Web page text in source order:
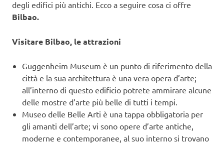
degli edifici più antichi. Ecco a seguire cosa ci offre
Bilbao.
Visitare Bilbao, le attrazioni
Guggenheim Museum è un punto di riferimento della
città e la sua architettura è una vera opera d’arte;
all’interno di questo edificio potrete ammirare alcune
delle mostre d’arte più belle di tutti i tempi.
Museo delle Belle Arti è una tappa obbligatoria per
gli amanti dell’arte; vi sono opere d’arte antiche,
moderne e contemporanee, al suo interno si trovano